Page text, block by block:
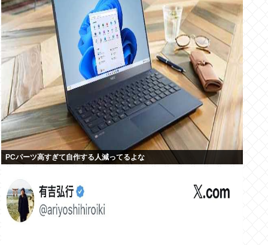
PCパーツ高すぎて自作する人減ってるよな